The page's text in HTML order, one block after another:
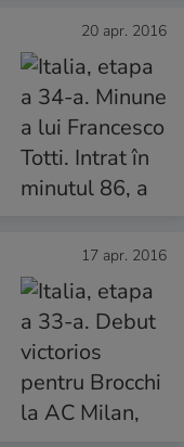
20 apr. 2016
17 apr. 2016